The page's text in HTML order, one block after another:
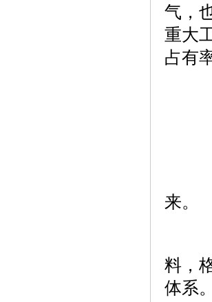
气，
重大
占有
来。
料，
体系。